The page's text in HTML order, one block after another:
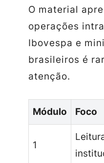
O material
operações
Ibovespa e
brasileiros é
atenção.
Módulo Foco
1